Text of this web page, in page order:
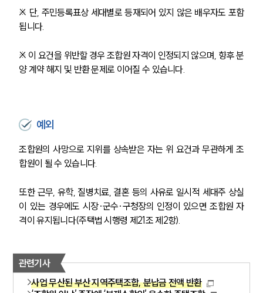
※ 단, 주민등록표상 세대별로 등재되어 있지 않은 배우자도 포함
됩니다.
※ 이 요건을 위반할 경우 조합원 자격이 인정되지 않으며, 향후 분
양 계약 해지 및 반환 문제로 이어질 수 있습니다.
예외
조합원의 사망으로 지위를 상속받은 자는 위 요건과 무관하게 조
합원이 될 수 있습니다.
또한 근무, 유학, 질병치료, 결혼 등의 사유로 일시적 세대주 상실
이 있는 경우에도 시장·군수·구청장의 인정이 있으면 조합원 자
격이 유지됩니다(주택법 시행령 제21조 제2항).
관련기사
사업 무산된 부산 지역주택조합, 분납금 전액 반환